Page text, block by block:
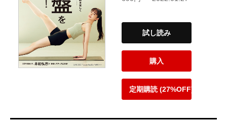
試し読み
購入
定期購読 (27%OFF)